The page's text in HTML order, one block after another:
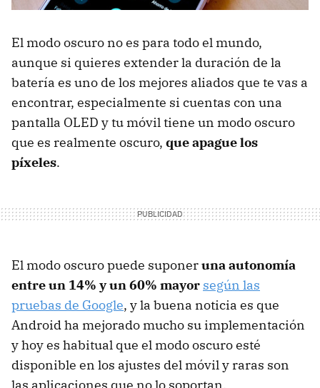
El modo oscuro no es para todo el mundo,
aunque si quieres extender la duración de la
batería es uno de los mejores aliados que te vas a
encontrar, especialmente si cuentas con una
pantalla OLED y tu móvil tiene un modo oscuro
que es realmente oscuro, que apague los
píxeles.
El modo oscuro puede suponeruna autonomía
entre un 14% y un 60% mayor según las
pruebas de Google, y la buena noticia es que
Android ha mejorado mucho su implementación
y hoy es habitual que el modo oscuro esté
disponible en los ajustes del móvil y raras son